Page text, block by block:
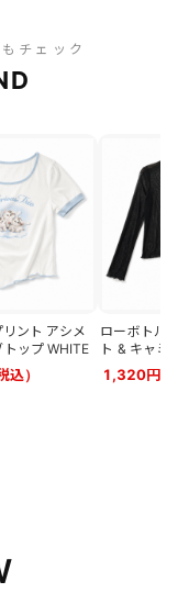
チェック
ント アシメ
ップ WHITE
）
ローボトルネ
ト & キャミ
1,320円（